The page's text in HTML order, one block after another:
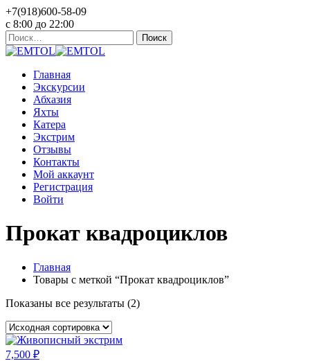
+7(918)600-58-09
c 8:00 до 22:00
Найти:
Главная
Экскурсии
Абхазия
Яхты
Катера
Экстрим
Отзывы
Контакты
Мой аккаунт
Регистрация
Войти
Прокат квадроциклов
Главная
Товары с меткой “Прокат квадроциклов”
Показаны все результаты (2)
7,500 ₽